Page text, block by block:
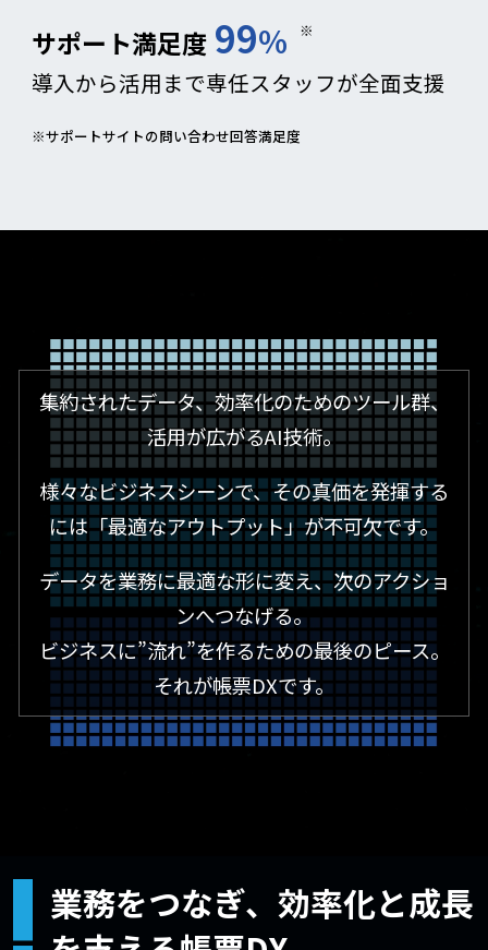
サポート満足度 99% ※
導入から活用まで専任スタッフが全面支援
※サポートサイトの問い合わせ回答満足度
集約されたデータ、効率化のためのツール群、
活用が広がるAI技術。
様々なビジネスシーンで、その真価を発揮する
には「最適なアウトプット」が不可欠です。
データを業務に最適な形に変え、次のアクショ
ンへつなげる。
ビジネスに”流れ”を作るための最後のピース。
それが帳票DXです。
業務をつなぎ、効率化と成長